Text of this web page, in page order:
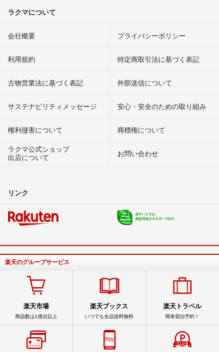
ラクマについて
会社概要 プライバシーポリシー
利用規約 特定商取引法に基づく表記
古物営業法に基づく表記 外部送信について
サステナビリティメッセージ 安心・安全のための取り組み
権利侵害について
商標権について
ラクマ公式ショップ
出店について
お問い合わせ
リンク
楽天のグループサービス
楽天市場
商品数は1億点以上
楽天ブックス
いつでも全品送料無料
楽天トラベル
簡単宿泊予約！